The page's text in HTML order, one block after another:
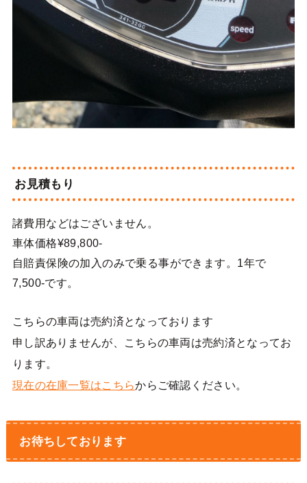
お見積もり
諸費用などはございません。
車体価格¥89,800-
自賠責保険の加入のみで乗る事ができます。1年で
7,500-です。
こちらの車両は売約済となっております
申し訳ありませんが、こちらの車両は売約済となってお
ります。
現在の在庫一覧はこちらからご確認ください。
お待ちしております